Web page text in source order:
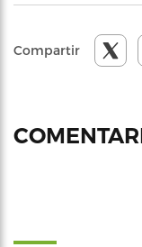
Compartir